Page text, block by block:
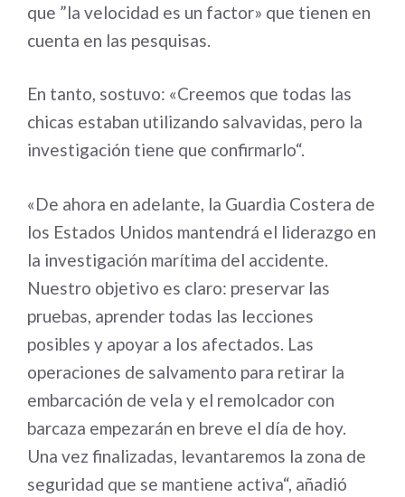
que ”la velocidad es un factor» que tienen en
cuenta en las pesquisas.
En tanto, sostuvo: «Creemos que todas las
chicas estaban utilizando salvavidas, pero la
investigación tiene que confirmarlo“.
«De ahora en adelante, la Guardia Costera de
los Estados Unidos mantendrá el liderazgo en
la investigación marítima del accidente.
Nuestro objetivo es claro: preservar las
pruebas, aprender todas las lecciones
posibles y apoyar a los afectados. Las
operaciones de salvamento para retirar la
embarcación de vela y el remolcador con
barcaza empezarán en breve el día de hoy.
Una vez finalizadas, levantaremos la zona de
seguridad que se mantiene activa“, añadió